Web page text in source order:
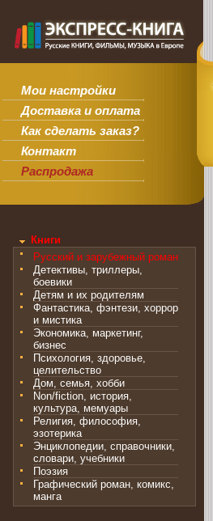
Мои настройки
Доставка и оплата
Как сделать заказ?
Контакт
Распродажа
Книги
Русский и зарубежный роман
Детективы, триллеры,
боевики
Детям и их родителям
Фантастика, фэнтези, хоррор
и мистика
Экономика, маркетинг,
бизнес
Психология, здоровье,
целительство
Дом, семья, хобби
Non/fiction, история,
культура, мемуары
Религия, философия,
эзотерика
Энциклопедии, справочники,
словари, учебники
Поэзия
Графический роман, комикс,
манга